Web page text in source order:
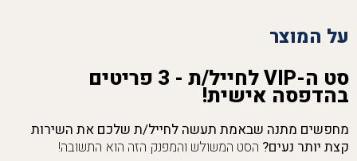
על המוצר
סט ה-VIP לחייל/ת - 3 פריטים
בהדפסה אישית!
מחפשים מתנה שבאמת תעשה לחייל/ת שלכם את השירות
קצת יותר נעים? הסט המשולש והמפנק הזה הוא התשובה!